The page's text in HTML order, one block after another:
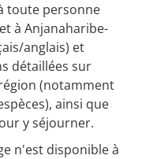
toute personne
à Anjanaharibe-
anglais) et
détaillées sur
(notamment
ainsi que
y séjourner.
n'est disponible à